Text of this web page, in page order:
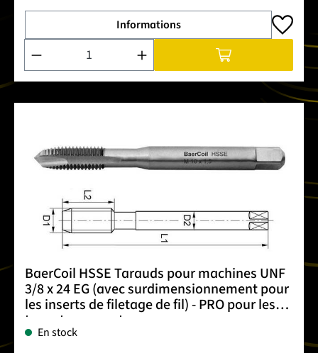
Informations
Quantité de produit : Entrez la quantité souhaitée ou
BaerCoil HSSE Tarauds pour machines UNF
3/8 x 24 EG (avec surdimensionnement pour
les inserts de filetage de fil) - PRO pour les
trous traversants
En stock